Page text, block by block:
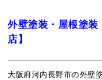
外壁塗装・屋根塗
店】
大阪府河内長野市の外壁